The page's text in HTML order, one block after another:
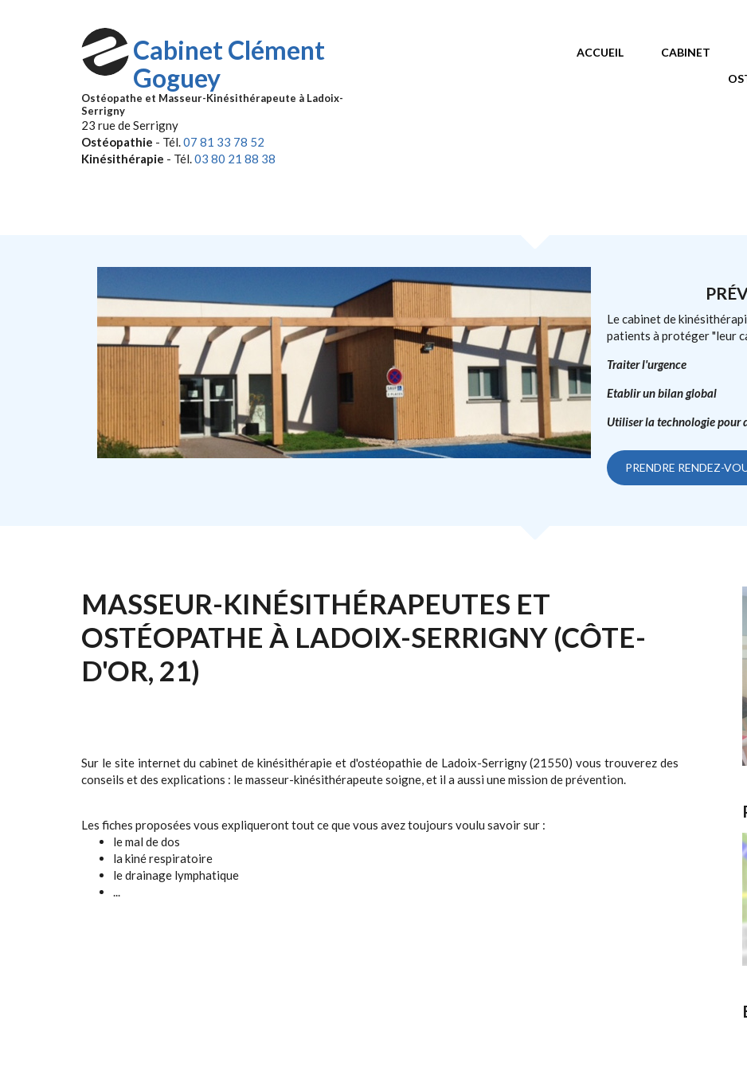
Cabinet Clément
Goguey
Ostéopathe et Masseur-Kinésithérapeute à Ladoix-
Serrigny
23 rue de Serrigny
Ostéopathie - Tél.07 81 33 78 52
Kinésithérapie - Tél.03 80 21 88 38
ACCUEIL CABINET
Le cabinet de
patients à protéger "leur
Traiter l'urgence
Etablir un bilan global
Utiliser la technologie pour
PRENDRE RENDEZ-
MASSEUR-KINÉSITHÉRAPEUTES ET
OSTÉOPATHE À LADOIX-SERRIGNY (CÔTE-
D'OR, 21)
Sur le site internet du cabinet de kinésithérapie et d'ostéopathie de Ladoix-Serrigny (21550) vous trouverez des
conseils et des explications : le masseur-kinésithérapeute soigne, et il a aussi une mission de prévention.
Les fiches proposées vous expliqueront tout ce que vous avez toujours voulu savoir sur :
le mal de dos
la kiné respiratoire
le drainage lymphatique
...